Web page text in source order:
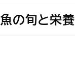
魚の旬と栄養